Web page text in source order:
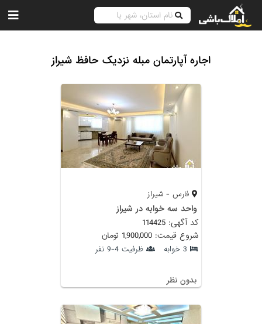
اجاره آپارتمان مبله نزدیک حافظ شیراز
فارس - شیراز
واحد سه خوابه در شیراز
کد آگهی: 114425
شروع قیمت: 1,900,000 تومان
3 خوابه ظرفیت 4-9 نفر
بدون نظر